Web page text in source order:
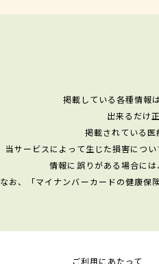
掲載している各種情報
出来るだけ
掲載されている医
当サービスによって生じた損害につ
情報に誤りがある場合に
なお、「マイナンバーカードの健康保
ご利用にあたって